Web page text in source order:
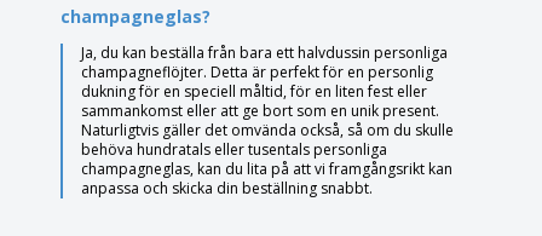
champagneglas?
Ja, du kan beställa från bara ett halvdussin personliga
champagneflöjter. Detta är perfekt för en personlig
dukning för en speciell måltid, för en liten fest eller
sammankomst eller att ge bort som en unik present.
Naturligtvis gäller det omvända också, så om du skulle
behöva hundratals eller tusentals personliga
champagneglas, kan du lita på att vi framgångsrikt kan
anpassa och skicka din beställning snabbt.